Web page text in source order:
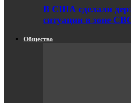
В США сделали
ситуации в зоне
Общество